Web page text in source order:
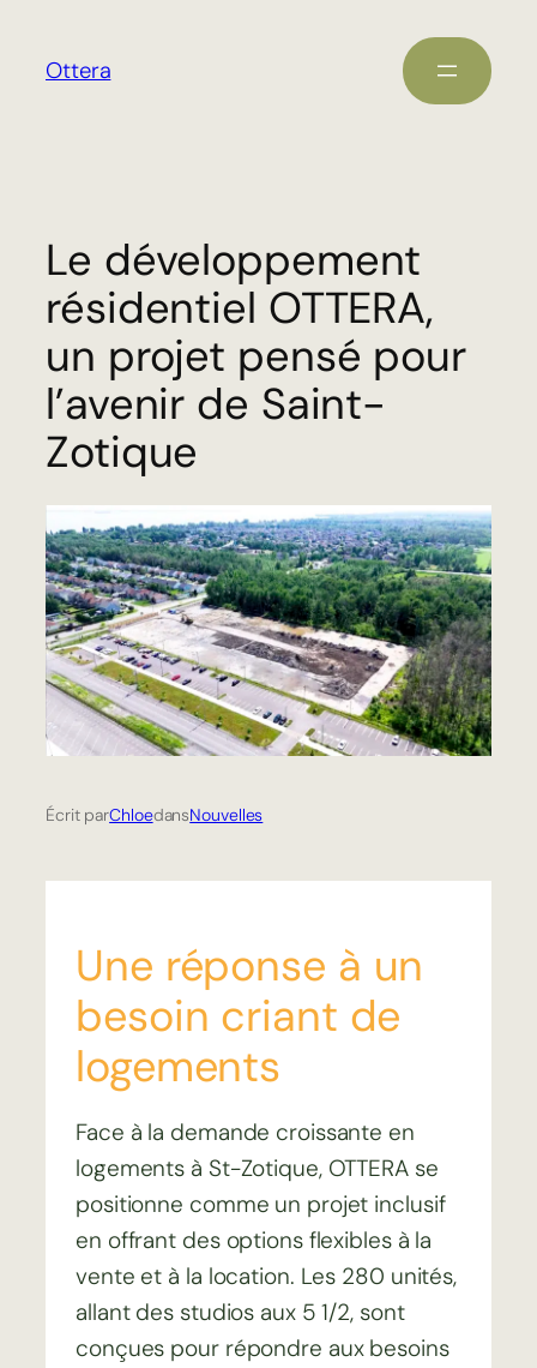
Ottera
Le développement
résidentiel OTTERA,
un projet pensé pour
l’avenir de Saint-
Zotique
Écrit parChloedansNouvelles
Une réponse à un
besoin criant de
logements
Face à la demande croissante en
logements à St-Zotique, OTTERA se
positionne comme un projet inclusif
en offrant des options flexibles à la
vente et à la location. Les 280 unités,
allant des studios aux 5 1/2, sont
conçues pour répondre aux besoins